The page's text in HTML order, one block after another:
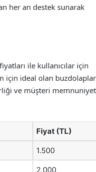
her an destek sunarak
ile kullanıcılar için
için ideal olan
ve müşteri
Fiyat (TL)
1.500
2.000